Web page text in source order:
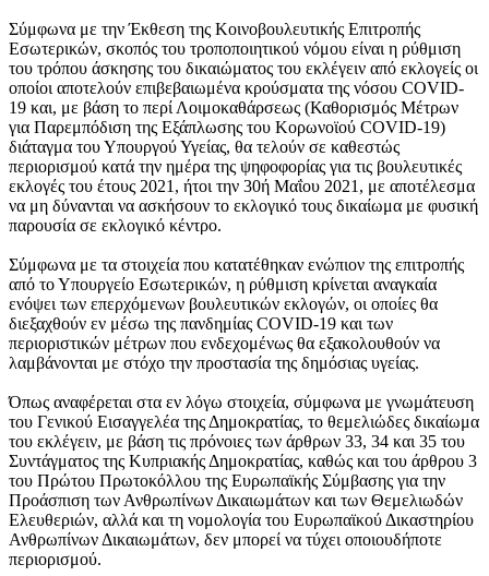
Σύμφωνα με την Έκθεση της Κοινοβουλευτικής Επιτροπής
Εσωτερικών, σκοπός του τροποποιητικού νόμου είναι η ρύθμιση
του τρόπου άσκησης του δικαιώματος του εκλέγειν από εκλογείς οι
οποίοι αποτελούν επιβεβαιωμένα κρούσματα της νόσου COVID-
19 και, με βάση το περί Λοιμοκαθάρσεως (Καθορισμός Μέτρων
για Παρεμπόδιση της Εξάπλωσης του Κορωνοϊού COVID-19)
διάταγμα του Υπουργού Υγείας, θα τελούν σε καθεστώς
περιορισμού κατά την ημέρα της ψηφοφορίας για τις βουλευτικές
εκλογές του έτους 2021, ήτοι την 30ή Μαΐου 2021, με αποτέλεσμα
να μη δύνανται να ασκήσουν το εκλογικό τους δικαίωμα με φυσική
παρουσία σε εκλογικό κέντρο.
Σύμφωνα με τα στοιχεία που κατατέθηκαν ενώπιον της επιτροπής
από το Υπουργείο Εσωτερικών, η ρύθμιση κρίνεται αναγκαία
ενόψει των επερχόμενων βουλευτικών εκλογών, οι οποίες θα
διεξαχθούν εν μέσω της πανδημίας COVID-19 και των
περιοριστικών μέτρων που ενδεχομένως θα εξακολουθούν να
λαμβάνονται με στόχο την προστασία της δημόσιας υγείας.
Όπως αναφέρεται στα εν λόγω στοιχεία, σύμφωνα με γνωμάτευση
του Γενικού Εισαγγελέα της Δημοκρατίας, το θεμελιώδες δικαίωμα
του εκλέγειν, με βάση τις πρόνοιες των άρθρων 33, 34 και 35 του
Συντάγματος της Κυπριακής Δημοκρατίας, καθώς και του άρθρου 3
του Πρώτου Πρωτοκόλλου της Ευρωπαϊκής Σύμβασης για την
Προάσπιση των Ανθρωπίνων Δικαιωμάτων και των Θεμελιωδών
Ελευθεριών, αλλά και τη νομολογία του Ευρωπαϊκού Δικαστηρίου
Ανθρωπίνων Δικαιωμάτων, δεν μπορεί να τύχει οποιουδήποτε
περιορισμού.